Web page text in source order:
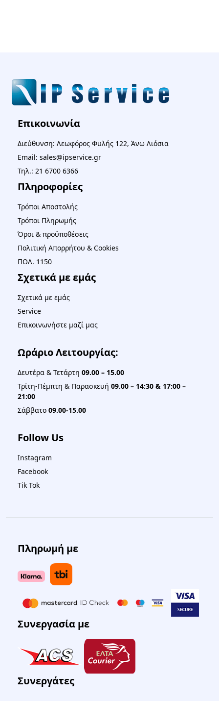
Επικοινωνία
Διεύθυνση: Λεωφόρος Φυλής 122, Άνω Λιόσια
Email: sales@ipservice.gr
Τηλ.: 21 6700 6366
Πληροφορίες
Τρόποι Αποστολής
Τρόποι Πληρωμής
Όροι & προϋποθέσεις
Πολιτική Απορρήτου & Cookies
ΠΟΛ. 1150
Σχετικά με εμάς
Σχετικά με εμάς
Service
Επικοινωνήστε μαζί μας
Ωράριο Λειτουργίας:
Δευτέρα & Τετάρτη 09.00 – 15.00
Τρίτη-Πέμπτη & Παρασκευή 09.00 – 14:30 & 17:00 –
21:00
Σάββατο 09.00-15.00
Follow Us
Instagram
Facebook
Tik Tok
Πληρωμή με
Συνεργασία με
Συνεργάτες